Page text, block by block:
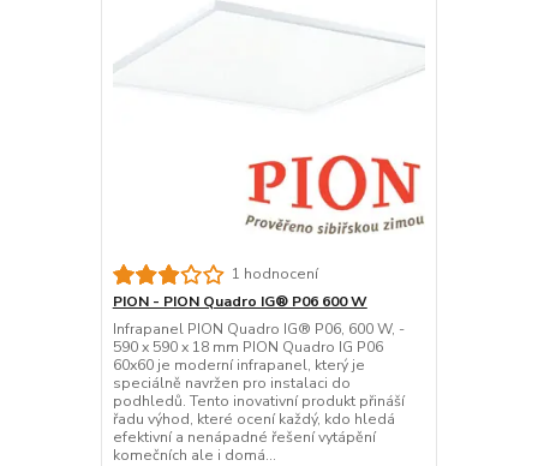
1 hodnocení
PION - PION Quadro IG® P06 600 W
Infrapanel PION Quadro IG® P06, 600 W, -
590 x 590 x 18 mm PION Quadro IG P06
60x60 je moderní infrapanel, který je
speciálně navržen pro instalaci do
podhledů. Tento inovativní produkt přináší
řadu výhod, které ocení každý, kdo hledá
efektivní a nenápadné řešení vytápění
komečních ale i domá...